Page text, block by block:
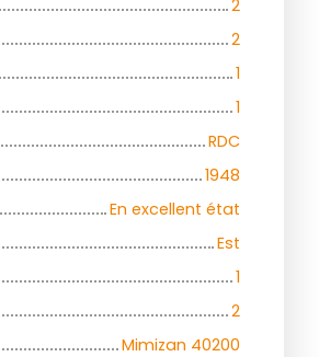
2
2
1
1
RDC
1948
En excellent état
Est
1
2
Mimizan 40200